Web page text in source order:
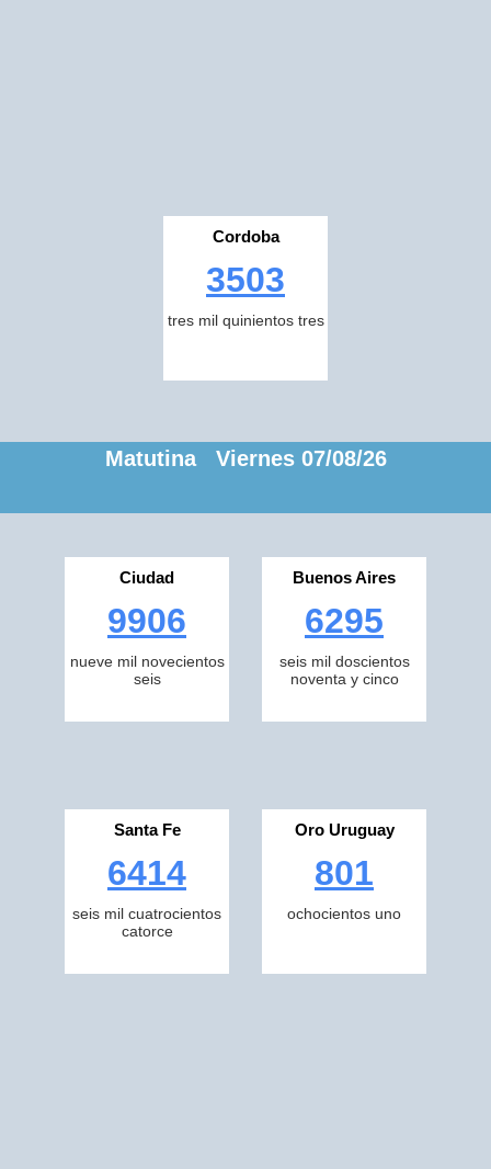
Cordoba
3503
tres mil quinientos tres
Matutina Viernes 07/08/26
Ciudad
9906
nueve mil novecientos
seis
Buenos Aires
6295
seis mil doscientos
noventa y cinco
Santa Fe
6414
seis mil cuatrocientos
catorce
Oro Uruguay
801
ochocientos uno